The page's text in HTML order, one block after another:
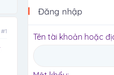
#1
Đăng nhập
Tên tài khoản hoặc